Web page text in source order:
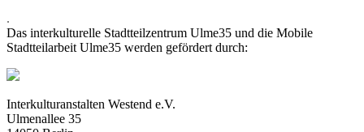
.
Das interkulturelle Stadtteilzentrum Ulme35 und die Mobile
Stadtteilarbeit Ulme35 werden gefördert durch:
Interkulturanstalten Westend e.V.
Ulmenallee 35